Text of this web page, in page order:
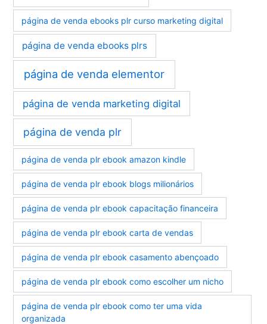
página de venda ebooks plr curso marketing digital
página de venda ebooks plrs
página de venda elementor
página de venda marketing digital
página de venda plr
página de venda plr ebook amazon kindle
página de venda plr ebook blogs milionários
página de venda plr ebook capacitação financeira
página de venda plr ebook carta de vendas
página de venda plr ebook casamento abençoado
página de venda plr ebook como escolher um nicho
página de venda plr ebook como ter uma vida
organizada